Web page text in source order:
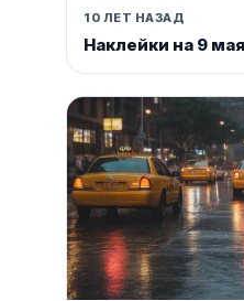
10 ЛЕТ НАЗАД
Наклейки на 9 мая